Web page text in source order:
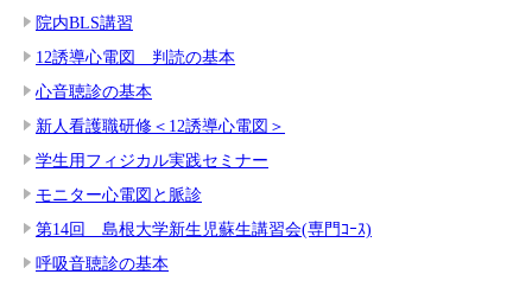
院内BLS講習
12誘導心電図 判読の基本
心音聴診の基本
新人看護職研修＜12誘導心電図＞
学生用フィジカル実践セミナー
モニター心電図と脈診
第14回 島根大学新生児蘇生講習会(専門ｺｰｽ)
呼吸音聴診の基本